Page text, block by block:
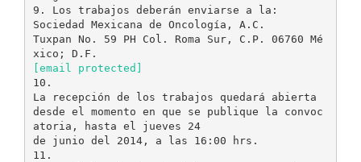
9. Los trabajos deberán enviarse a la:
Sociedad Mexicana de Oncología, A.C.
Tuxpan No. 59 PH Col. Roma Sur, C.P. 06760 Mé
[email protected]
10.
La recepción de los trabajos quedará abierta
desde el momento en que se publique la convoc
atoria, hasta el jueves 24
de junio del 2014, a las 16:00 hrs.
11.